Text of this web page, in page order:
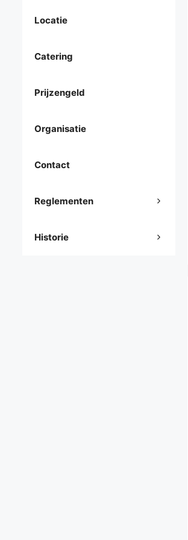
Locatie
Catering
Prijzengeld
Organisatie
Contact
Reglementen
Historie